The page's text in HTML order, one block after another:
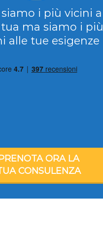
i più vicini a
tua ma siamo i più
alle tue esigenze
ORA LA
CONSULENZA